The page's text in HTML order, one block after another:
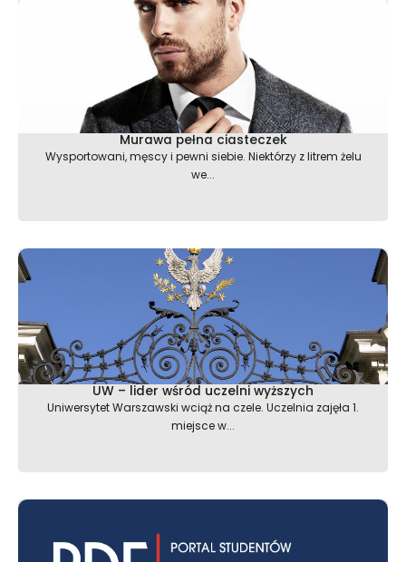
Murawa pełna ciasteczek
Wysportowani, męscy i pewni siebie. Niektórzy z litrem żelu
we...
UW – lider wśród uczelni wyższych
Uniwersytet Warszawski wciąż na czele. Uczelnia zajęła 1.
miejsce w...